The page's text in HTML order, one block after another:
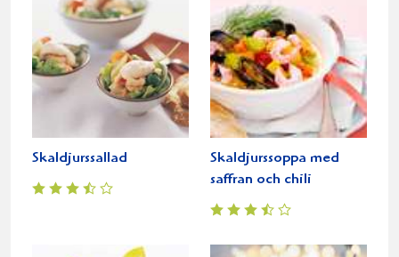
Skaldjurssallad
Skaldjurssoppa med
saffran och chili